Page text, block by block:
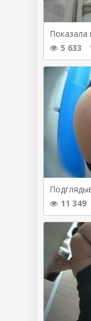
5 633
11 349